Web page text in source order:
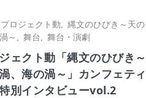
ロジェクト動 ,縄文のひびき～天の
～
,舞台 ,舞台・演劇
ェクト動「縄文のひびき～
、海の渦～」カンフェティ
別インタビューvol.2